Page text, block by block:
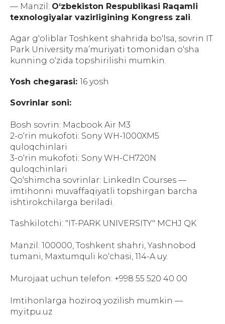
— Manzil: O‘zbekiston Respublikasi Raqamli
texnologiyalar vazirligining Kongress zali.
Agar g‘oliblar Toshkent shahrida bo‘lsa, sovrin IT
Park University ma’muriyati tomonidan o‘sha
kunning o‘zida topshirilishi mumkin.
Yosh chegarasi: 16 yosh
Sovrinlar soni:
Bosh sovrin: Macbook Air M3
2-o‘rin mukofoti: Sony WH-1000XM5
quloqchinlari
3-o‘rin mukofoti: Sony WH-CH720N
quloqchinlari
Qo‘shimcha sovrinlar: LinkedIn Courses —
imtihonni muvaffaqiyatli topshirgan barcha
ishtirokchilarga beriladi.
Tashkilotchi: "IT-PARK UNIVERSITY" MCHJ QK
Manzil: 100000, Toshkent shahri, Yashnobod
tumani, Maxtumquli ko‘chasi, 114-A uy.
Murojaat uchun telefon: +998 55 520 40 00
Imtihonlarga hoziroq yozilish mumkin —
my.itpu.uz